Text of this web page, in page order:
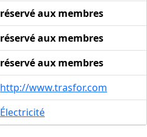
réservé aux membres
réservé aux membres
réservé aux membres
http://www.trasfor.com
Électricité